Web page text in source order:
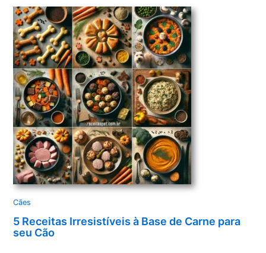
Cães
5 Receitas Irresistíveis à Base de Carne para
seu Cão